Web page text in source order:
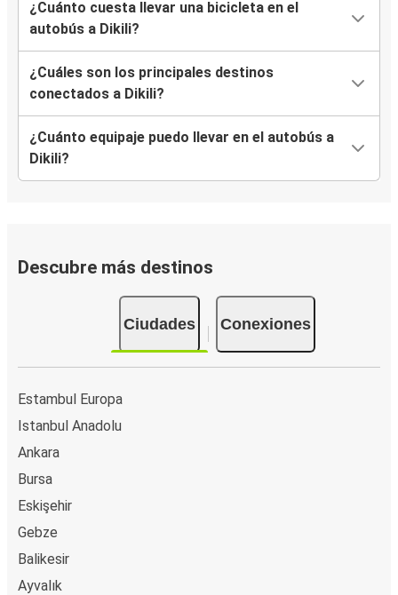
¿Cuánto cuesta llevar una bicicleta en el
autobús a Dikili?
¿Cuáles son los principales destinos
conectados a Dikili?
¿Cuánto equipaje puedo llevar en el autobús a
Dikili?
Descubre más destinos
Ciudades Conexiones
Estambul Europa
Istanbul Anadolu
Ankara
Bursa
Eskişehir
Gebze
Balikesir
Ayvalık